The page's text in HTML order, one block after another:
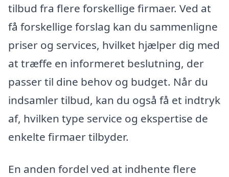
tilbud fra flere forskellige firmaer. Ved at
få forskellige forslag kan du sammenligne
priser og services, hvilket hjælper dig med
at træffe en informeret beslutning, der
passer til dine behov og budget. Når du
indsamler tilbud, kan du også få et indtryk
af, hvilken type service og ekspertise de
enkelte firmaer tilbyder.
En anden fordel ved at indhente flere